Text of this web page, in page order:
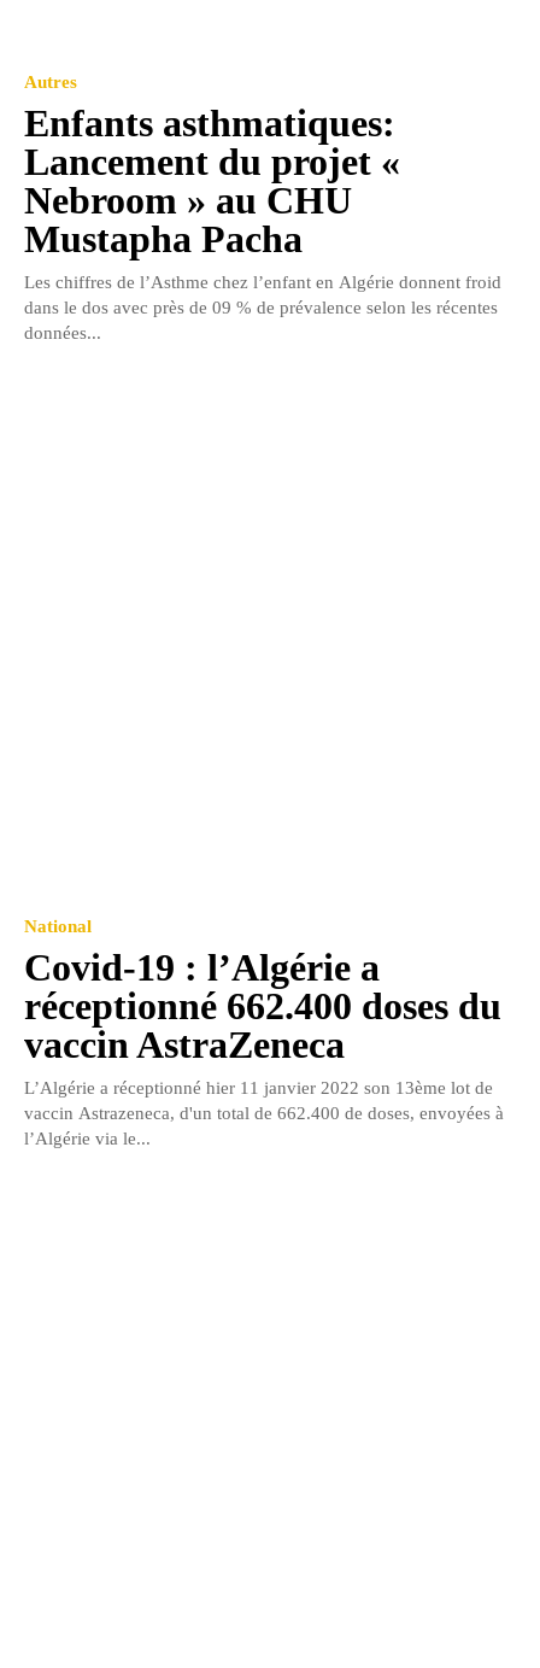
Autres
Enfants asthmatiques:
Lancement du projet «
Nebroom » au CHU
Mustapha Pacha
Les chiffres de l’Asthme chez l’enfant en Algérie donnent froid
dans le dos avec près de 09 % de prévalence selon les récentes
données...
National
Covid-19 : l’Algérie a
réceptionné 662.400 doses du
vaccin AstraZeneca
L’Algérie a réceptionné hier 11 janvier 2022 son 13ème lot de
vaccin Astrazeneca, d'un total de 662.400 de doses, envoyées à
l’Algérie via le...